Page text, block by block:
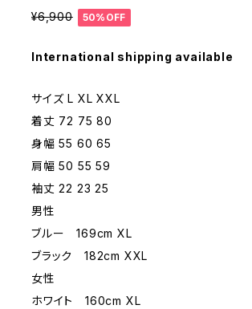
¥6,900 50%OFF
International shipping available
サイズ L XL XXL
着丈 72 75 80
身幅 55 60 65
肩幅 50 55 59
袖丈 22 23 25
男性
ブルー 169cm XL
ブラック 182cm XXL
女性
ホワイト 160cm XL